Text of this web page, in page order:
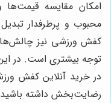
امکان مقایسه
محبوب و پرطرفدار
کفش ورزشی نیز
توجه بیشتری است. در
در خرید آنلاین کفش
رضایت‌بخش داشته